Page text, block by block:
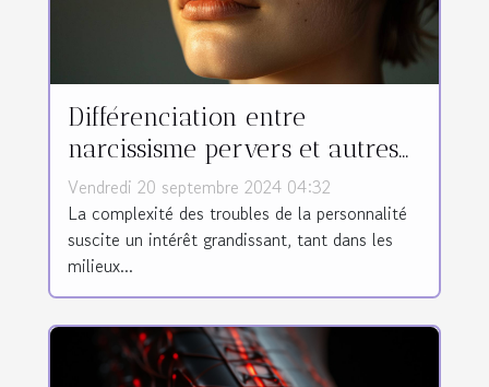
Différenciation entre
narcissisme pervers et autres
troubles de la personnalité
Vendredi 20 septembre 2024 04:32
La complexité des troubles de la personnalité
suscite un intérêt grandissant, tant dans les
milieux...